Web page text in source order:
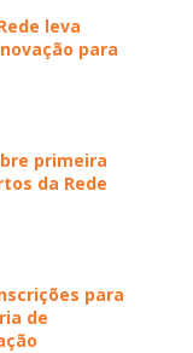
leva
para
primeira
da Rede
para
de